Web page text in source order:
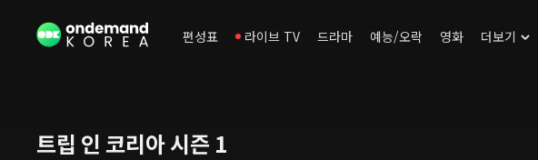
편성표 라이브 TV 드라마 예능/오락 영화 더보기
트립 인 코리아 시즌 1